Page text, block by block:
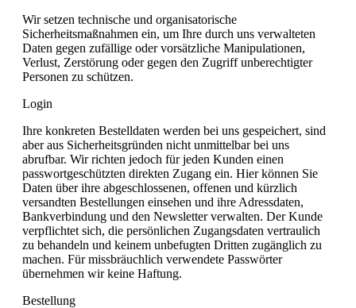
Wir setzen technische und organisatorische
Sicherheitsmaßnahmen ein, um Ihre durch uns verwalteten
Daten gegen zufällige oder vorsätzliche Manipulationen,
Verlust, Zerstörung oder gegen den Zugriff unberechtigter
Personen zu schützen.
Login
Ihre konkreten Bestelldaten werden bei uns gespeichert, sind
aber aus Sicherheitsgründen nicht unmittelbar bei uns
abrufbar. Wir richten jedoch für jeden Kunden einen
passwortgeschützten direkten Zugang ein. Hier können Sie
Daten über ihre abgeschlossenen, offenen und kürzlich
versandten Bestellungen einsehen und ihre Adressdaten,
Bankverbindung und den Newsletter verwalten. Der Kunde
verpflichtet sich, die persönlichen Zugangsdaten vertraulich
zu behandeln und keinem unbefugten Dritten zugänglich zu
machen. Für missbräuchlich verwendete Passwörter
übernehmen wir keine Haftung.
Bestellung